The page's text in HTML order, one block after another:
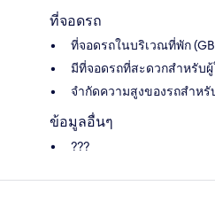
ที่จอดรถ
ที่จอดรถในบริเวณที่พัก
มีที่จอดรถที่สะดวกสำหรับ
จำกัดความสูงของรถสำห
ข้อมูลอื่นๆ
???